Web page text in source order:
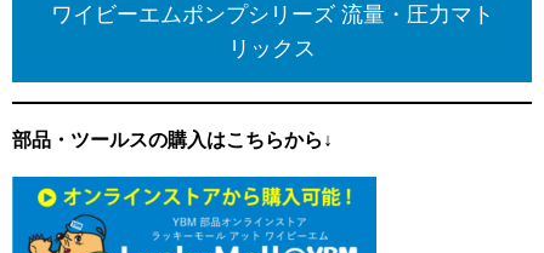
ワイビーエムポンプシリーズ 流量・圧力マト
リックス
部品・ツールスの購入はこちらから↓